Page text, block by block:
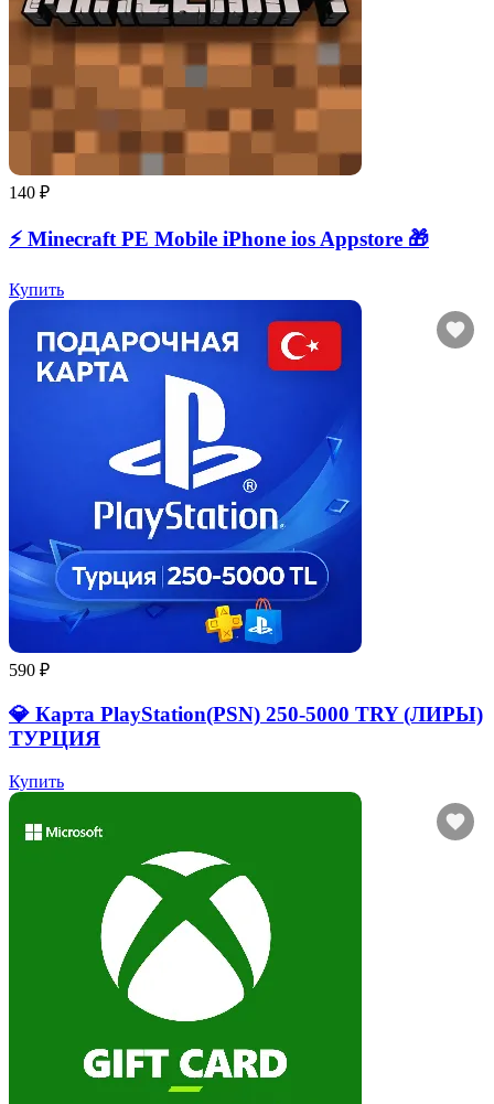
140 ₽
⚡️ Minecraft PE Mobile iPhone ios Appstore 🎁
Купить
590 ₽
💎 Карта PlayStation(PSN) 250-5000 TRY (ЛИРЫ)
ТУРЦИЯ
Купить